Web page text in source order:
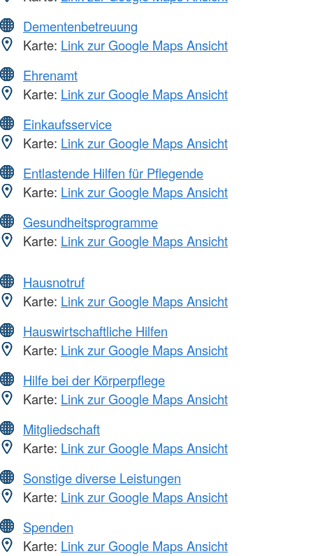
Dementenbetreuung
Karte: Link zur Google Maps Ansicht
Ehrenamt
Karte: Link zur Google Maps Ansicht
Einkaufsservice
Karte: Link zur Google Maps Ansicht
Entlastende Hilfen für Pflegende
Karte: Link zur Google Maps Ansicht
Gesundheitsprogramme
Karte: Link zur Google Maps Ansicht
Hausnotruf
Karte: Link zur Google Maps Ansicht
Hauswirtschaftliche Hilfen
Karte: Link zur Google Maps Ansicht
Hilfe bei der Körperpflege
Karte: Link zur Google Maps Ansicht
Mitgliedschaft
Karte: Link zur Google Maps Ansicht
Sonstige diverse Leistungen
Karte: Link zur Google Maps Ansicht
Spenden
Karte: Link zur Google Maps Ansicht